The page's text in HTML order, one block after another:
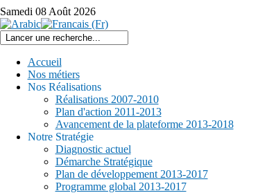
Samedi 08 Août 2026
Accueil
Nos métiers
Nos Réalisations
Réalisations 2007-2010
Plan d'action 2011-2013
Avancement de la plateforme 2013-2018
Notre Stratégie
Diagnostic actuel
Démarche Stratégique
Plan de développement 2013-2017
Programme global 2013-2017